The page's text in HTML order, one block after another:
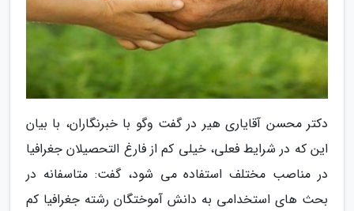
دکتر محسن آقایاری هیر در گفت وگو با خبرنگاران، با بیان
این که در شرایط فعلی، خیلی کم از فارغ التحصیلان جغرافیا
در مناصب مختلف استفاده می شود، گفت: متاسفانه در
بحث های استخدامی به دانش آموختگان رشته جغرافیا کم